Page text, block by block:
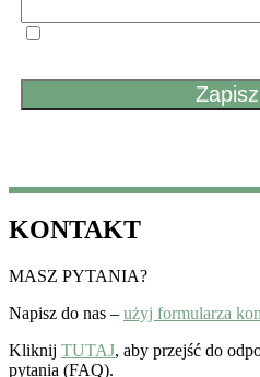
KONTAKT
MASZ PYTANIA?
Napisz do nas – użyj formularza
Kliknij TUTAJ, aby przejść do
pytania (FAQ).